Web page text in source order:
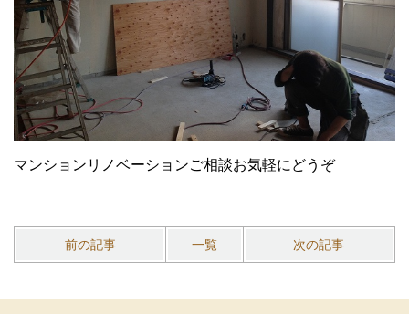
マンションリノベーションご相談お気軽にどうぞ
前の記事 一覧 次の記事